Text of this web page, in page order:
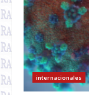
internacionales